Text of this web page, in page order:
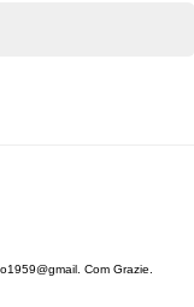
Com Grazie.